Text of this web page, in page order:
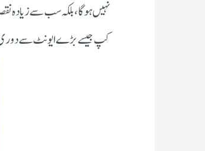
نہیں ہوگا، بلکہ سب سے زیادہ
کپ جیسے بڑے ایونٹ سے دوری